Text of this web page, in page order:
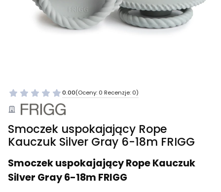
0.00(Oceny: 0 Recenzje: 0)
Smoczek uspokajający Rope
Kauczuk Silver Gray 6-18m FRIGG
Smoczek uspokajający Rope Kauczuk
Silver Gray 6-18m FRIGG